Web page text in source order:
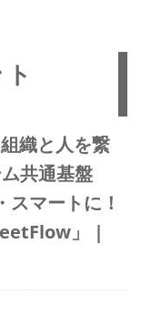
織と人を繋
共通基盤
マートに！
」 |